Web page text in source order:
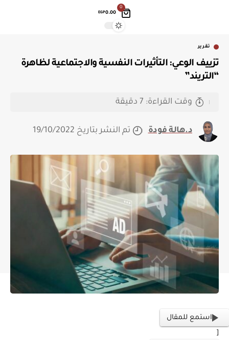
0
EGP0.00
تقرير
تزييف الوعي: التأثيرات النفسية والاجتماعية لظاهرة
“التريند”
د.هالة فودة تم النشر بتاريخ 19/10/2022
وقت القراءة: 7 دقيقة
استمع للمقال